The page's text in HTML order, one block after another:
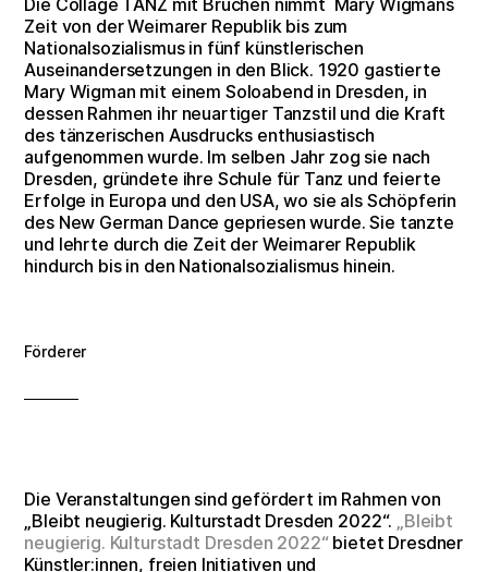
Zeit von der Weimarer Republik bis zum
Nationalsozialismus in fünf künstlerischen
Auseinandersetzungen in den Blick. 1920 gastierte
Mary Wigman mit einem Soloabend in Dresden, in
dessen Rahmen ihr neuartiger Tanzstil und die Kraft
des tänzerischen Ausdrucks enthusiastisch
aufgenommen wurde. Im selben Jahr zog sie nach
Dresden, gründete ihre Schule für Tanz und feierte
Erfolge in Europa und den USA, wo sie als Schöpferin
des New German Dance gepriesen wurde. Sie tanzte
und lehrte durch die Zeit der Weimarer Republik
hindurch bis in den Nationalsozialismus hinein.
Förderer
Die Veranstaltungen sind gefördert im Rahmen von
„Bleibt neugierig. Kulturstadt Dresden 2022“.
„Bleibt
neugierig. Kulturstadt Dresden 2022“bietet Dresdner
Künstler:innen, freien Initiativen und